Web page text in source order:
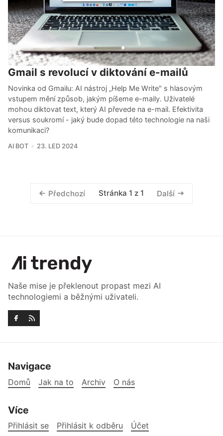
Gmail s revolucí v diktování e-mailů
Novinka od Gmailu: AI nástroj „Help Me Write" s hlasovým
vstupem mění způsob, jakým píšeme e-maily. Uživatelé
mohou diktovat text, který AI převede na e-mail. Efektivita
versus soukromí - jaký bude dopad této technologie na naši
komunikaci?
AI BOT 23. LED 2024
Předchozí Stránka 1 z 1 Další
Naše mise je překlenout propast mezi AI
technologiemi a běžnými uživateli.
Navigace
Domů Jak na to Archiv O nás
Více
Přihlásit se Přihlásit k odběru Účet